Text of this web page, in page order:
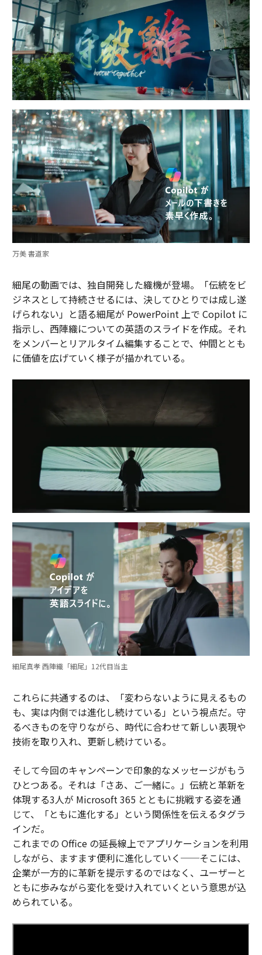
万美 書道家
細尾の動画では、独自開発した織機が登場。「伝統をビ
ジネスとして持続させるには、決してひとりでは成し遂
げられない」と語る細尾が PowerPoint 上で Copilot に
指示し、西陣織についての英語のスライドを作成。それ
をメンバーとリアルタイム編集することで、仲間ととも
に価値を広げていく様子が描かれている。
細尾真孝 西陣織「細尾」12代目当主
これらに共通するのは、「変わらないように見えるもの
も、実は内側では進化し続けている」という視点だ。守
るべきものを守りながら、時代に合わせて新しい表現や
技術を取り入れ、更新し続けている。
そして今回のキャンペーンで印象的なメッセージがもう
ひとつある。それは「さあ、ご一緒に。」伝統と革新を
体現する3人が Microsoft 365 とともに挑戦する姿を通
じて、「ともに進化する」という関係性を伝えるタグラ
インだ。
これまでの Office の延長線上でアプリケーションを利用
しながら、ますます便利に進化していく──そこには、
企業が一方的に革新を提示するのではなく、ユーザーと
ともに歩みながら変化を受け入れていくという意思が込
められている。